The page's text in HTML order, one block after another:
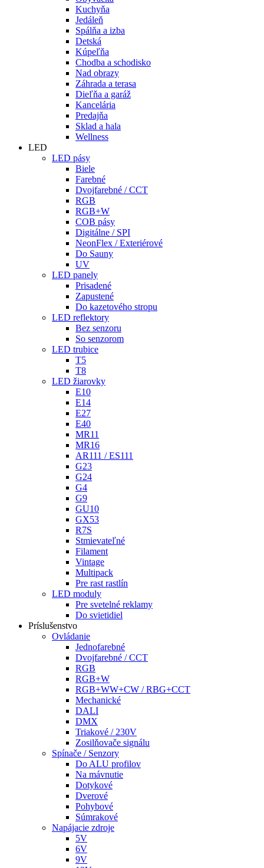
Kuchyňa
Jedáleň
Spálňa a izba
Detská
Kúpeľňa
Chodba a schodisko
Nad obrazy
Záhrada a terasa
Dieľňa a garáž
Kancelária
Predajňa
Sklad a hala
Wellness
LED
LED pásy
Biele
Farebné
Dvojfarebné / CCT
RGB
RGB+W
COB pásy
Digitálne / SPI
NeonFlex / Exteriérové
Do Sauny
UV
LED panely
Prisadené
Zapustené
Do kazetového stropu
LED reflektory
Bez senzoru
So senzorom
LED trubice
T5
T8
LED žiarovky
E10
E14
E27
E40
MR11
MR16
AR111 / ES111
G23
G24
G4
G9
GU10
GX53
R7S
Stmievateľné
Filament
Vintage
Multipack
Pre rast rastlín
LED moduly
Pre svetelné reklamy
Do svietidiel
Príslušenstvo
Ovládanie
Jednofarebné
Dvojfarebné / CCT
RGB
RGB+W
RGB+WW+CW / RBG+CCT
Mechanické
DALI
DMX
Triakové / 230V
Zosilňovače signálu
Spínače / Senzory
Do ALU profilov
Na mávnutie
Dotykové
Dverové
Pohybové
Súmrakové
Napájacie zdroje
5V
6V
9V